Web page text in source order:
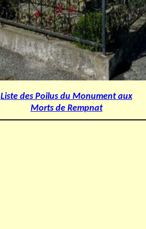
Liste des Poilus du Monument aux
Morts de Rempnat